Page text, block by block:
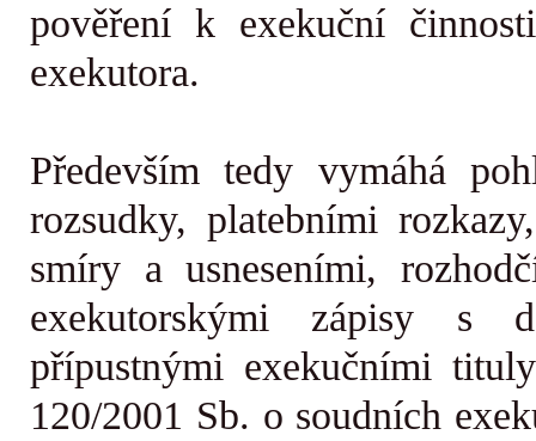
pověření k exekuční
exekutora.
Především tedy vymáhá
rozsudky, platebními
smíry a usneseními,
exekutorskými zápisy s
přípustnými exekučními
120/2001 Sb. o soudních